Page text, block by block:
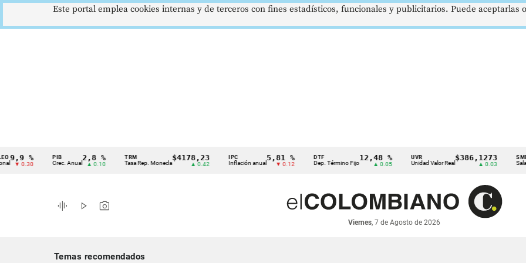
Cintillo
indicadores
económicos
% PIB
Crec. Anual
2,8 %
▲ 0.10
TRM
Tasa Rep. Moneda
$4178,23
▲ 0.42
IPC
Inflación anual
5,81 %
▼ 0.12
DTF
Dep. Término Fijo
12,48 %
▲ 0.05
UVR
Unidad Valor Real
$386,1273 SMMLV
Salario
graphic_eq play_arrow photo_camera
Viernes, 7 de Agosto de 2026
Temas recomendados
Este portal emplea cookies internas y de terceros con fines estadísticos, funcionales y publicitarios. Puede aceptarlas